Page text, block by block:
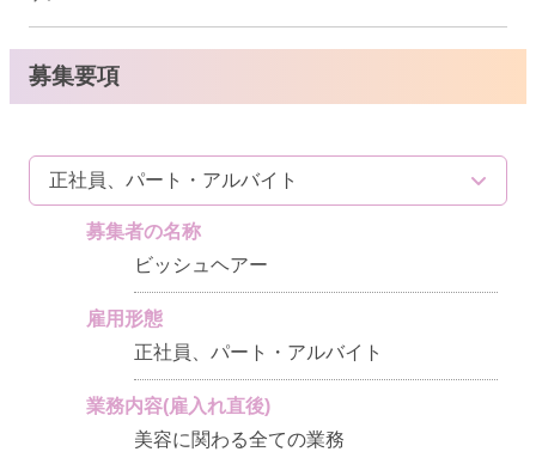
募集要項
正社員、パート・アルバイト
募集者の名称
ビッシュヘアー
雇用形態
正社員、パート・アルバイト
業務内容(雇入れ直後)
美容に関わる全ての業務